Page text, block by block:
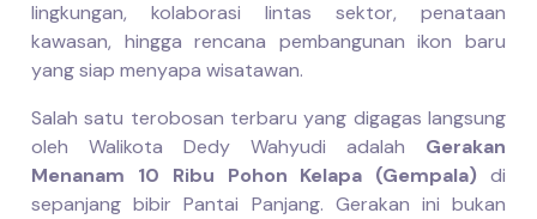
lingkungan, kolaborasi lintas sektor, penataan
kawasan, hingga rencana pembangunan ikon baru
yang siap menyapa wisatawan.
Salah satu terobosan terbaru yang digagas langsung
oleh Walikota Dedy Wahyudi adalah Gerakan
Menanam 10 Ribu Pohon Kelapa (Gempala) di
sepanjang bibir Pantai Panjang. Gerakan ini bukan